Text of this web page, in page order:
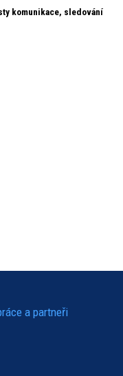
komunikace, sledování
a partneři